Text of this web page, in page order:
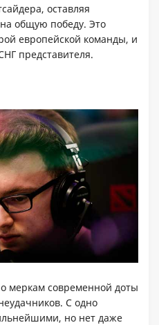
оставляя
общую победу. Это
европейской команды, и
представителя.
меркам современной доты
С одно
но нет даже